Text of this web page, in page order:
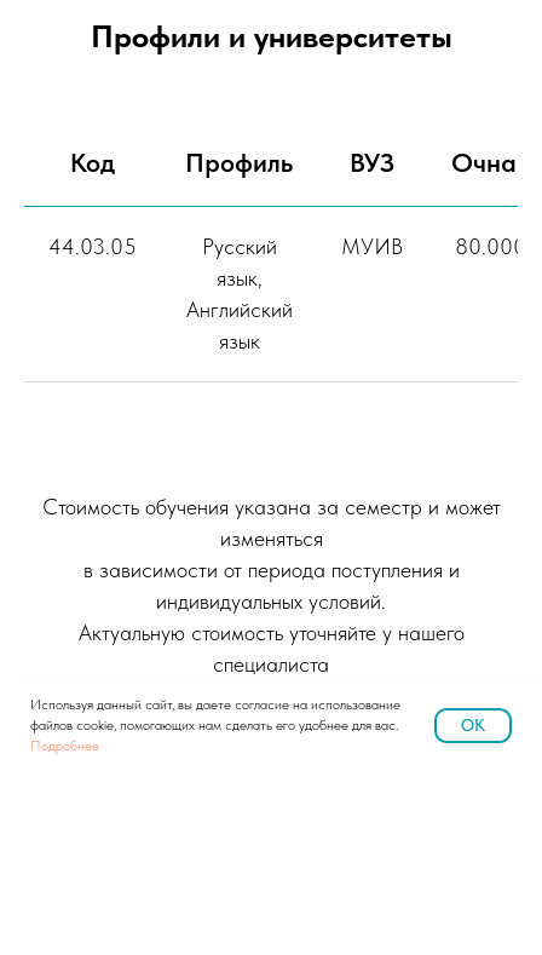
Профили и университеты
Код Профиль ВУЗ Очная
44.03.05
Русский
язык,
Английский
язык
МУИВ 80.000
Стоимость обучения указана за семестр и может
изменяться
в зависимости от периода поступления и
индивидуальных условий.
Актуальную стоимость уточняйте у нашего
специалиста
Получить консультацию
Используя данный сайт, вы даете согласие на использование
файлов cookie, помогающих нам сделать его удобнее для вас.
Подробнее
OK